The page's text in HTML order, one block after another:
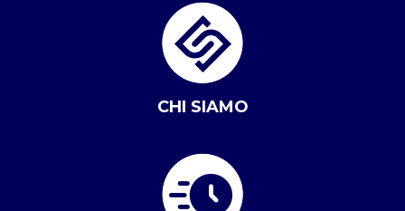
CHI SIAMO